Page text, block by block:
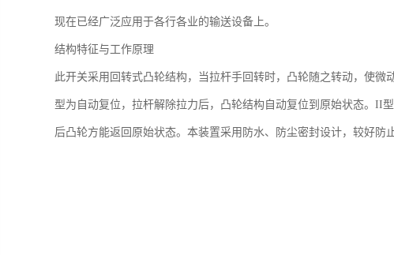
现在已经广泛应用于各行各业的输送设备上。
结构特征与工作原理
此开关采用回转式凸轮结构，当拉杆手回转时，凸轮随之转动，使
型为自动复位，拉杆解除拉力后，凸轮结构自动复位到原始状态。II
后凸轮方能返回原始状态。本装置采用防水、防尘密封设计，较好防